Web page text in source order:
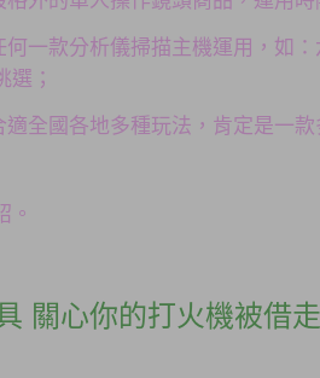
何一款分析儀掃描主機運用，如
選；
適全國各地多種玩法，肯定是一
。
關心你的打火機被借